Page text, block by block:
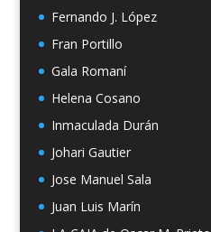
Fernando J. López
Fran Portillo
Gala Romaní
Helena Cosano
Inmaculada Durán
Johari Gautier
Jose Manuel Sala
Juan Luis Marín